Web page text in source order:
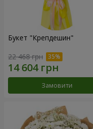
Букет "Крепдешин"
22 468 грн
Замовити